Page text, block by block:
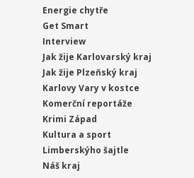
Energie chytře
Get Smart
Interview
Jak žije Karlovarský kraj
Jak žije Plzeňský kraj
Karlovy Vary v kostce
Komerční reportáže
Krimi Západ
Kultura a sport
Limberskýho šajtle
Náš kraj